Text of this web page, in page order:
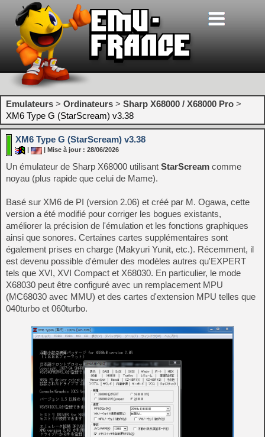
Emulateurs > Ordinateurs > Sharp X68000 / X68000 Pro >
XM6 Type G (StarScream) v3.38
XM6 Type G (StarScream) v3.38
| Mise à jour : 28/06/2026
Un émulateur de Sharp X68000 utilisant StarScream comme
noyau (plus rapide que celui de Mame).
Basé sur XM6 de PI (version 2.06) et créé par M. Ogawa, cette
version a été modifié pour corriger les bogues existants,
améliorer la précision de l'émulation et les fonctions graphiques
ainsi que sonores. Certaines cartes supplémentaires sont
également prises en charge (Makyuri Yunit, etc.). Récemment, il
est devenu possible d'émuler des modèles autres qu'EXPERT
tels que XVI, XVI Compact et X68030. En particulier, le mode
X68030 peut être configuré avec un remplacement MPU
(MC68030 avec MMU) et des cartes d'extension MPU telles que
040turbo et 060turbo.